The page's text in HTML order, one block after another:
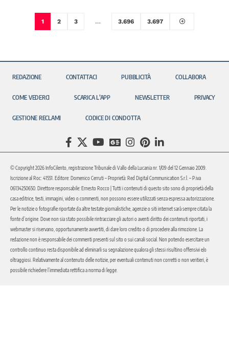
1 2 3 … 3.696 3.697
REDAZIONE CONTATTACI PUBBLICITÀ COLLABORA
COME VEDERCI SCARICA L’APP NEWSLETTER PRIVACY
GESTIONE RECLAMI CODICE DI CONDOTTA
© Copyright 2026 InfoCilento, registrazione Tribunale di Vallo della Lucania nr. 1/09 del 12 Gennaio 2009.
Iscrizione al Roc: 41551. Editore: Domenico Cerruti – Proprietà: Red Digital Communication S.r.l. – P.iva
06134250650. Direttore responsabile: Ernesto Rocco | Tutti i contenuti di questo sito sono di proprietà della
casa editrice, testi, immagini, video o commenti, non possono essere utilizzati senza espressa autorizzazione.
Per le notizie o fotografie riportate da altre testate giornalistiche, agenzie o siti internet sarà sempre citata la
fonte d’origine. Dove non sia stato possibile rintracciare gli autori o aventi diritto dei contenuti riportati, i
webmaster si riservano, opportunamente avvertiti, di dare loro credito o di procedere alla rimozione. La
redazione non è responsabile dei commenti presenti sul sito o sui canali social. Non potendo esercitare un
controllo continuo resta disponibile ad eliminarli su segnalazione qualora gli stessi risultino offensivi e/o
oltraggiosi. Relativamente al contenuto delle notizie, per eventuali contenuti non corretti o non veritieri, è
possibile richiedere l’immediata rettifica a norma di legge.